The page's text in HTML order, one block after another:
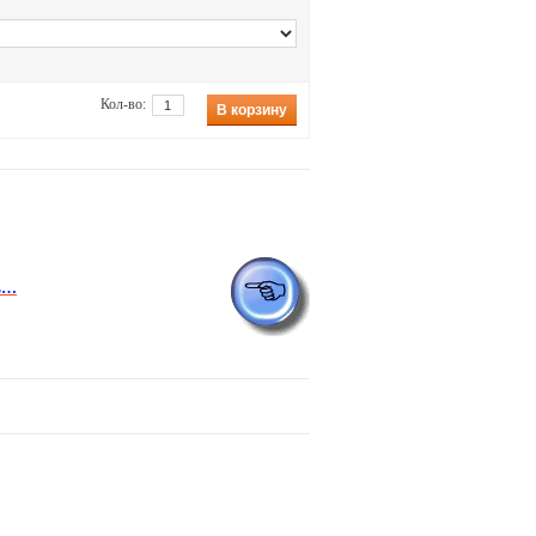
Кол-во: В корзину